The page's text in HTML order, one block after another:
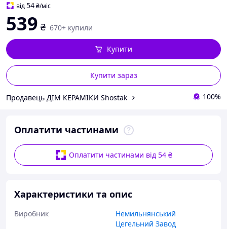
від54₴/міс
539 ₴ 670+ купили
Купити зараз
Купити
Продавець ДІМ КЕРАМІКИ Shostak 100%
Оплатити частинами
Оплатити частинами від 54 ₴
Характеристики та опис
Виробник
Немильнянський
Цегельний Завод